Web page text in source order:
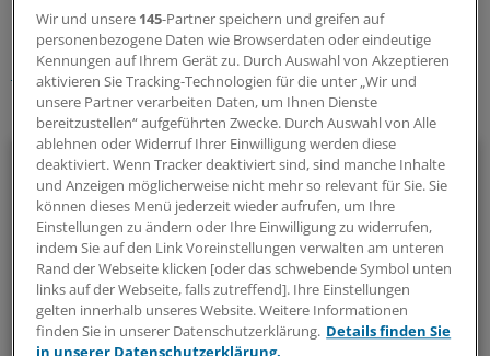
Schlagworte:
Berufspolitik Krankenkassen
Ihr Newsletter zum Thema
Politik & Debatte
Mit diesem Newsletter blicken Sie hinter das tägliche
Geschehen in der Gesundheitspolitik. Mit Analysen,
Hintergründen und einem Blick auf Themen, die die Agenda
bestimmen.
14-tägig, donnerstags
Wir und unsere 145-Partner speichern und greifen auf
personenbezogene Daten wie Browserdaten oder eindeutige
Kennungen auf Ihrem Gerät zu. Durch Auswahl von Akzeptieren
aktivieren Sie Tracking-Technologien für die unter „Wir und
unsere Partner verarbeiten Daten, um Ihnen Dienste
bereitzustellen“ aufgeführten Zwecke. Durch Auswahl von Alle
ablehnen oder Widerruf Ihrer Einwilligung werden diese
deaktiviert. Wenn Tracker deaktiviert sind, sind manche Inhalte
und Anzeigen möglicherweise nicht mehr so relevant für Sie. Sie
können dieses Menü jederzeit wieder aufrufen, um Ihre
Einstellungen zu ändern oder Ihre Einwilligung zu widerrufen,
indem Sie auf den Link Voreinstellungen verwalten am unteren
Rand der Webseite klicken [oder das schwebende Symbol unten
links auf der Webseite, falls zutreffend]. Ihre Einstellungen
gelten innerhalb unseres Website. Weitere Informationen
finden Sie in unserer Datenschutzerklärung. Details finden Sie